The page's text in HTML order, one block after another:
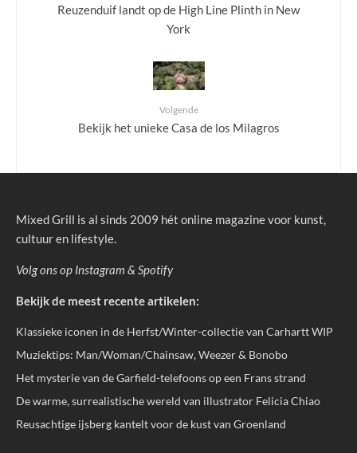
Reuzenduif landt op de High Line Plinth in New
York
Volgende
Bekijk het unieke Casa de los Milagros
Mixed Grill is al sinds 2009 hét online magazine voor kunst,
cultuur en lifestyle.
Volg ons op Instagram & Spotify
Bekijk de meest recente artikelen:
Klassieke iconen in de Herfst/Winter-collectie van Carhartt WIP
Muziektips: Man/Woman/Chainsaw, Weezer & Bonobo
Het mysterie van de Garfield-telefoons op een Frans strand
De warme, surrealistische wereld van illustrator Felicia Chiao
Reusachtige ijsberg kantelt voor de kust van Groenland